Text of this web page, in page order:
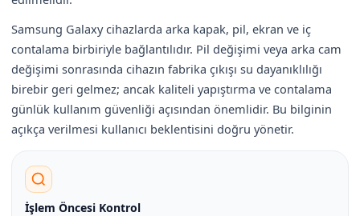
Samsung Galaxy cihazlarda arka kapak, pil, ekran ve iç
contalama birbiriyle bağlantılıdır. Pil değişimi veya arka cam
değişimi sonrasında cihazın fabrika çıkışı su dayanıklılığı
birebir geri gelmez; ancak kaliteli yapıştırma ve contalama
günlük kullanım güvenliği açısından önemlidir. Bu bilginin
açıkça verilmesi kullanıcı beklentisini doğru yönetir.
İşlem Öncesi Kontrol